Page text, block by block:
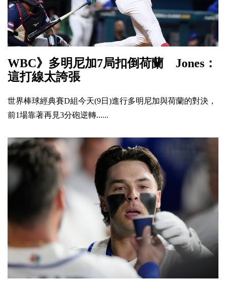
WBC》多明尼加7局扣倒荷蘭 Jones：
這打線太誇張
世界棒球經典賽D組今天(9日)進行多明尼加與荷蘭的對決，
前1場靠著再見3分砲逆轉......